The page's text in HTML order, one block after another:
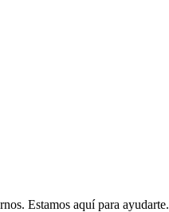
Estamos aquí para ayudarte.